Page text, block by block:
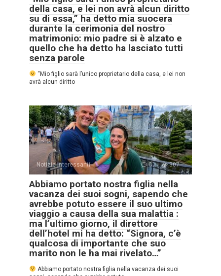
della casa, e lei non avrà alcun diritto
su di essa,” ha detto mia suocera
durante la cerimonia del nostro
matrimonio: mio padre si è alzato e
quello che ha detto ha lasciato tutti
senza parole
“Mio figlio sarà l’unico proprietario della casa, e lei non
avrà alcun diritto
Notizie interessanti 0 307
Abbiamo portato nostra figlia nella
vacanza dei suoi sogni, sapendo che
avrebbe potuto essere il suo ultimo
viaggio a causa della sua malattia :
ma l’ultimo giorno, il direttore
dell’hotel mi ha detto: “Signora, c’è
qualcosa di importante che suo
marito non le ha mai rivelato…”
Abbiamo portato nostra figlia nella vacanza dei suoi